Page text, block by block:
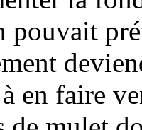
pouvait
en faire